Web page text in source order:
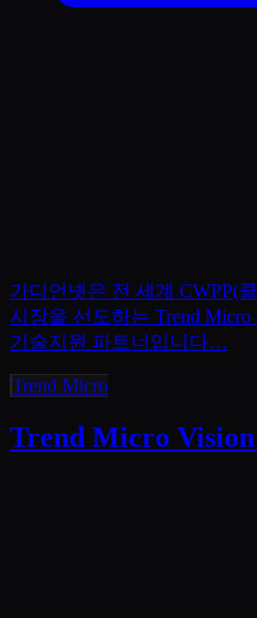
가디언넷은 전 세계 CWPP(
시장을 선도하는 Trend Micro
기술지원 파트너입니다…
Trend Micro
Trend Micro Vision